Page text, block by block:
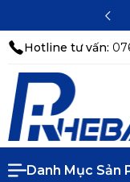
Hotline tư vấn:
Danh Mục Sản